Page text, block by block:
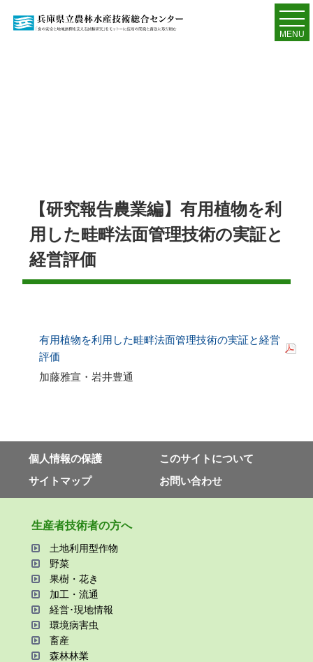
MENU
【研究報告農業編】有用植物を利
用した畦畔法面管理技術の実証と
経営評価
有用植物を利用した畦畔法面管理技術の実証と経営
評価
加藤雅宣・岩井豊通
個⼈情報の保護
このサイトについて
サイトマップ
お問い合わせ
⽣産者技術者の⽅へ
⼟地利⽤型作物
野菜
果樹・花き
加⼯・流通
経営･現地情報
環境病害⾍
畜産
森林林業